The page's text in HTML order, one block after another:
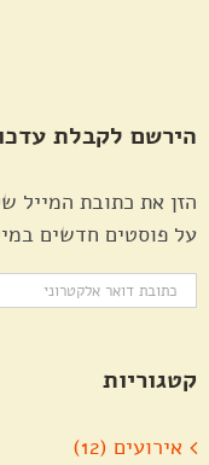
הירשם לקבלת
הזן את כתובת המייל
על פוסטים חדשים
כתובת
קטגוריות
אירועים (12)